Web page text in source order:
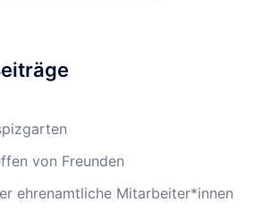
von Freunden
ehrenamtliche Mitarbeiter*innen